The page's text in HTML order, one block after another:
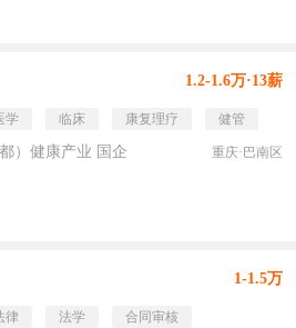
1.2-1.6万·13薪
学 临床 康复理疗 健管
）健康产业 国企 重庆·巴南区
1-1.5万
律 法学
合同审核